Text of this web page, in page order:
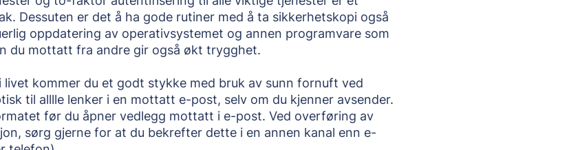
Dessuten er det å ha gode rutiner med å ta sikkerhetskopi også
oppdatering av operativsystemet og annen programvare som
du mottatt fra andre gir også økt trygghet.
livet kommer du et godt stykke med bruk av sunn fornuft ved
til alllle lenker i en mottatt e-post, selv om du kjenner avsender.
før du åpner vedlegg mottatt i e-post. Ved overføring av
sørg gjerne for at du bekrefter dette i en annen kanal enn e-